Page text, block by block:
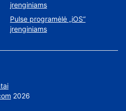
įrenginiams
Pulse programėlė „iOS“
įrenginiams
2026